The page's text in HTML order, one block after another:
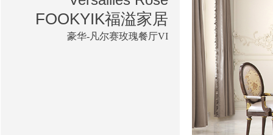
FOOKYIK福溢家居
豪华-凡尔赛玫瑰餐厅VI